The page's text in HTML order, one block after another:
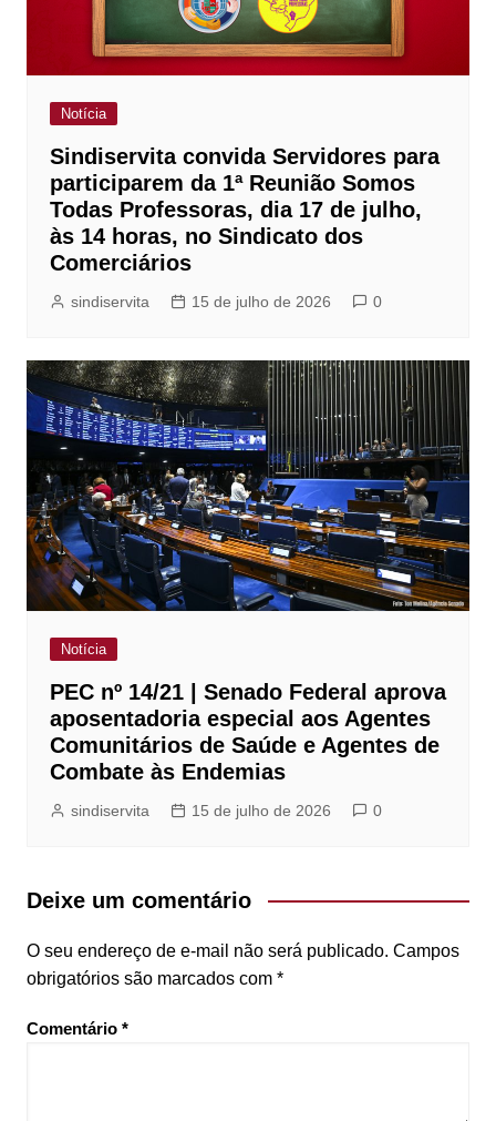
Notícia
Sindiservita convida Servidores para
participarem da 1ª Reunião Somos
Todas Professoras, dia 17 de julho,
às 14 horas, no Sindicato dos
Comerciários
sindiservita 15 de julho de 2026 0
Notícia
PEC nº 14/21 | Senado Federal aprova
aposentadoria especial aos Agentes
Comunitários de Saúde e Agentes de
Combate às Endemias
sindiservita 15 de julho de 2026 0
Deixe um comentário
O seu endereço de e-mail não será publicado. Campos
obrigatórios são marcados com *
Comentário *